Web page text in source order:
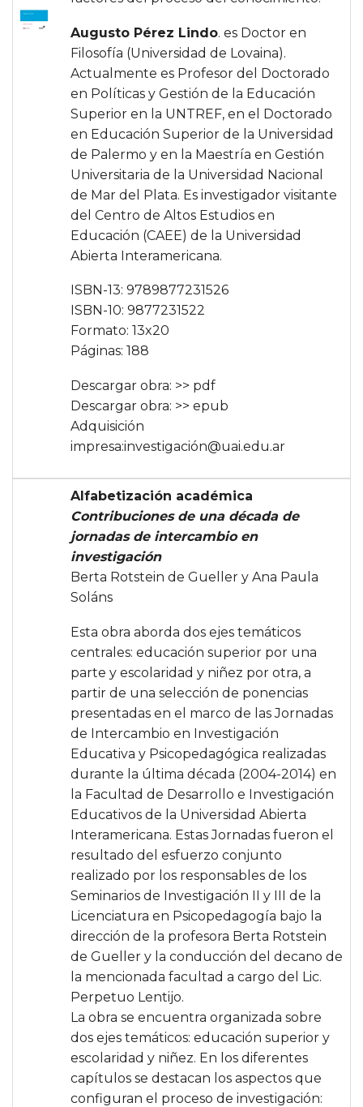
Augusto Pérez Lindo. es Doctor en
Filosofía (Universidad de Lovaina).
Actualmente es Profesor del Doctorado
en Políticas y Gestión de la Educación
Superior en la UNTREF, en el Doctorado
en Educación Superior de la Universidad
de Palermo y en la Maestría en Gestión
Universitaria de la Universidad Nacional
de Mar del Plata. Es investigador visitante
del Centro de Altos Estudios en
Educación (CAEE) de la Universidad
Abierta Interamericana.
ISBN-13: 9789877231526
ISBN-10: 9877231522
Formato: 13x20
Páginas: 188
Descargar obra: >> pdf
Descargar obra: >> epub
Adquisición
impresa:investigación@uai.edu.ar
Alfabetización académica
Contribuciones de una década de
jornadas de intercambio en
investigación
Berta Rotstein de Gueller y Ana Paula
Soláns
Esta obra aborda dos ejes temáticos
centrales: educación superior por una
parte y escolaridad y niñez por otra, a
partir de una selección de ponencias
presentadas en el marco de las Jornadas
de Intercambio en Investigación
Educativa y Psicopedagógica realizadas
durante la última década (2004-2014) en
la Facultad de Desarrollo e Investigación
Educativos de la Universidad Abierta
Interamericana. Estas Jornadas fueron el
resultado del esfuerzo conjunto
realizado por los responsables de los
Seminarios de Investigación II y III de la
Licenciatura en Psicopedagogía bajo la
dirección de la profesora Berta Rotstein
de Gueller y la conducción del decano de
la mencionada facultad a cargo del Lic.
Perpetuo Lentijo.
La obra se encuentra organizada sobre
dos ejes temáticos: educación superior y
escolaridad y niñez. En los diferentes
capítulos se destacan los aspectos que
configuran el proceso de investigación: